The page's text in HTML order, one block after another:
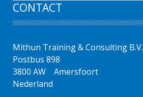
CONTACT
Mithun Training & Consulting B.V.
Postbus 898
3800 AW
Amersfoort
Nederland